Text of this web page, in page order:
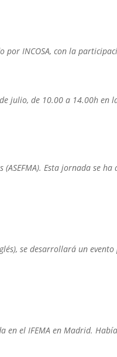
por INCOSA, con la
julio, de 10.00 a 14.00h en
Esta jornada se
se desarrollará un evento
en el IFEMA en Madrid.